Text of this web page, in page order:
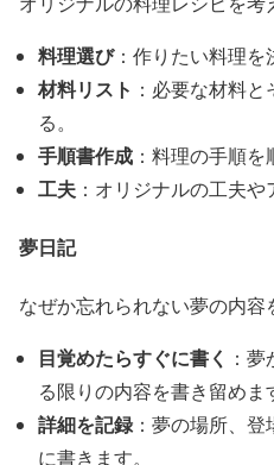
料理選び：作りたい料理を
材料リスト ：必要な材料
る。
手順書作成 ：料理の手順を
工夫 ：オリジナルの工夫や
夢日記
なぜか忘れられない夢の内容
目覚めたらすぐに書く ：
る限りの内容を書き留めま
詳細を記録 ：夢の場所、
に書きます。